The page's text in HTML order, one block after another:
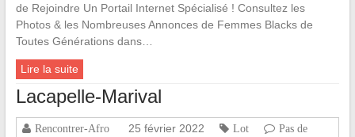
de Rejoindre Un Portail Internet Spécialisé ! Consultez les
Photos & les Nombreuses Annonces de Femmes Blacks de
Toutes Générations dans…
Lire la suite
Lacapelle-Marival
Rencontrer-Afro 25 février 2022 Lot
Pas de